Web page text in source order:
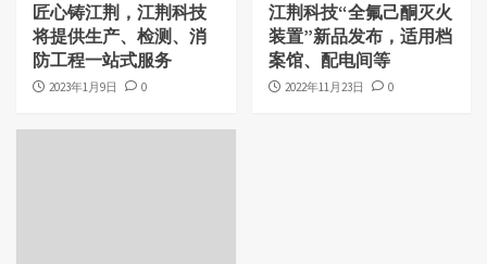
匠心铸江荆，江荆科技
将提供生产、检测、消
防工程一站式服务
2023年1月9日 0
江荆科技“全氟己酮灭火
装置”新品发布，适用档
案馆、配电间等
2022年11月23日 0